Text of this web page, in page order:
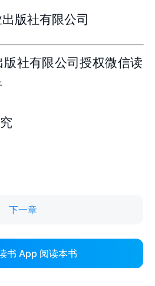
下一章
书 App 阅读本书